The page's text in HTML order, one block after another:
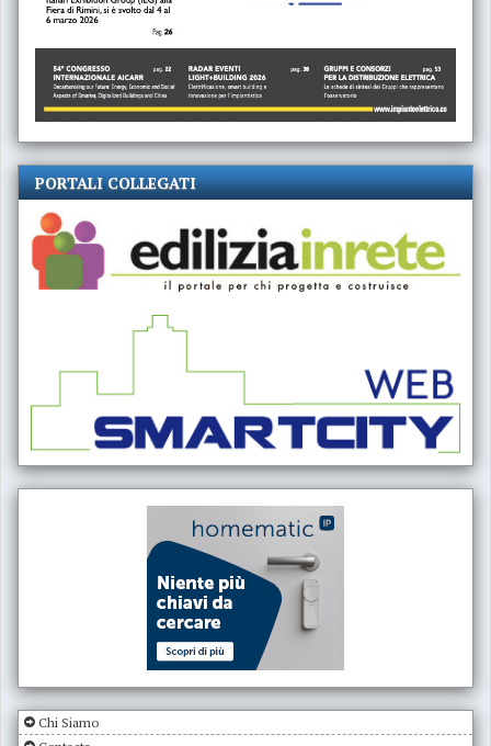
PORTALI COLLEGATI
Chi Siamo